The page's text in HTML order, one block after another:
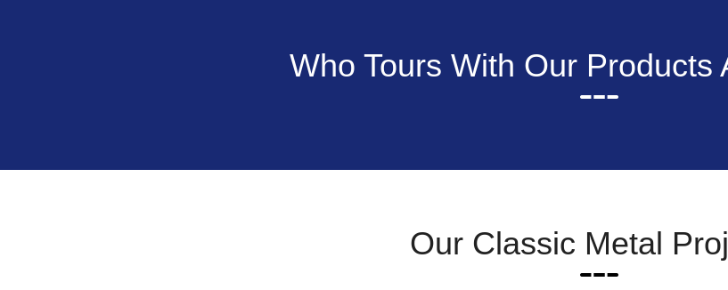
Who Tours With Our Products
Our Classic Metal